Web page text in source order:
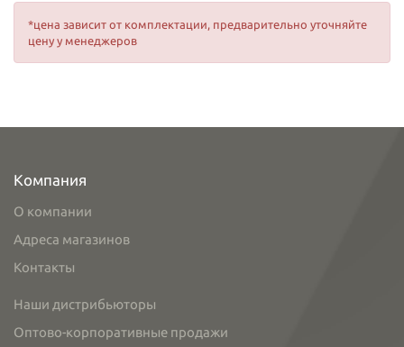
*цена зависит от комплектации, предварительно уточняйте
цену у менеджеров
Компания
О компании
Адреса магазинов
Контакты
Наши дистрибьюторы
Оптово-корпоративные продажи